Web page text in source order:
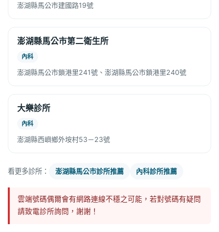
澎湖縣馬公市建國路19號
澎湖縣馬公市第二衛生所
內科
澎湖縣馬公市鎖港里241號、澎湖縣馬公市鎖港里240號
大樂診所
內科
澎湖縣西嶼鄉外垵村53－23號
看更多診所： 澎湖縣馬公市診所推薦 內科診所推薦
雲端號碼偶爾會有網路連線不穩之可能，若對號碼有疑問
請致電診所詢問，謝謝！